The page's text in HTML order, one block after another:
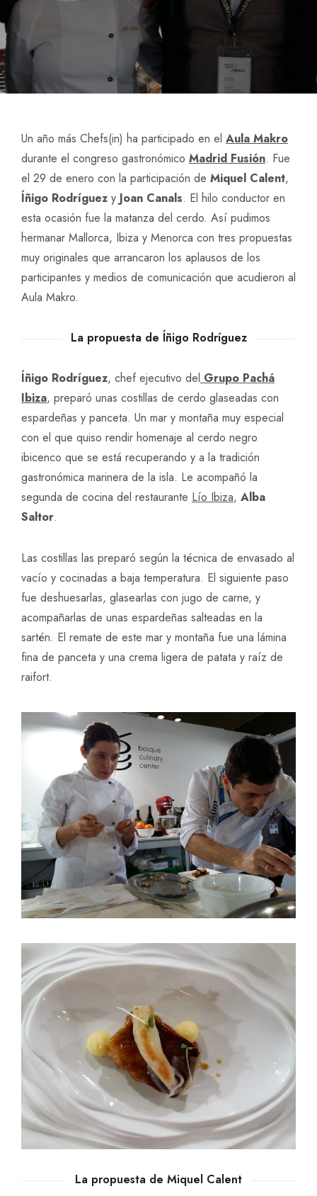
Un año más Chefs(in) ha participado en el Aula Makro
durante el congreso gastronómico Madrid Fusión. Fue
el 29 de enero con la participación de Miquel Calent,
Íñigo Rodríguez y Joan Canals. El hilo conductor en
esta ocasión fue la matanza del cerdo. Así pudimos
hermanar Mallorca, Ibiza y Menorca con tres propuestas
muy originales que arrancaron los aplausos de los
participantes y medios de comunicación que acudieron al
Aula Makro.
La propuesta de Íñigo Rodríguez
Íñigo Rodríguez, chef ejecutivo del Grupo Pachá
Ibiza, preparó unas costillas de cerdo glaseadas con
espardeñas y panceta. Un mar y montaña muy especial
con el que quiso rendir homenaje al cerdo negro
ibicenco que se está recuperando y a la tradición
gastronómica marinera de la isla. Le acompañó la
segunda de cocina del restaurante Lío Ibiza, Alba
Saltor.
Las costillas las preparó según la técnica de envasado al
vacío y cocinadas a baja temperatura. El siguiente paso
fue deshuesarlas, glasearlas con jugo de carne, y
acompañarlas de unas espardeñas salteadas en la
sartén. El remate de este mar y montaña fue una lámina
fina de panceta y una crema ligera de patata y raíz de
raifort.
La propuesta de Miquel Calent